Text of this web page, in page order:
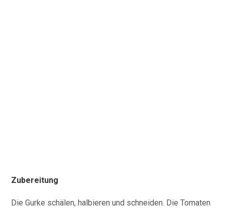
Zubereitung
Die Gurke schälen, halbieren und schneiden. Die Tomaten